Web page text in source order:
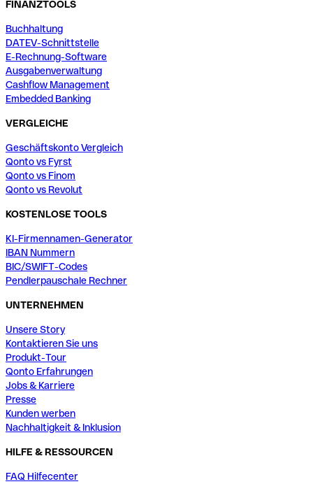
FINANZTOOLS
Buchhaltung
DATEV-Schnittstelle
E-Rechnung-Software
Ausgabenverwaltung
Cashflow Management
Embedded Banking
VERGLEICHE
Geschäftskonto Vergleich
Qonto vs Fyrst
Qonto vs Finom
Qonto vs Revolut
KOSTENLOSE TOOLS
KI-Firmennamen-Generator
IBAN Nummern
BIC/SWIFT-Codes
Pendlerpauschale Rechner
UNTERNEHMEN
Unsere Story
Kontaktieren Sie uns
Produkt-Tour
Qonto Erfahrungen
Jobs & Karriere
Presse
Kunden werben
Nachhaltigkeit & Inklusion
HILFE & RESSOURCEN
FAQ Hilfecenter